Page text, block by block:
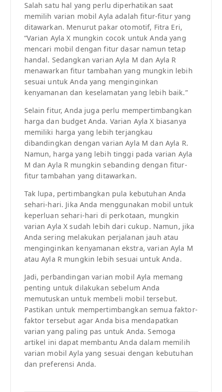
Salah satu hal yang perlu diperhatikan saat
memilih varian mobil Ayla adalah fitur-fitur yang
ditawarkan. Menurut pakar otomotif, Fitra Eri,
“Varian Ayla X mungkin cocok untuk Anda yang
mencari mobil dengan fitur dasar namun tetap
handal. Sedangkan varian Ayla M dan Ayla R
menawarkan fitur tambahan yang mungkin lebih
sesuai untuk Anda yang menginginkan
kenyamanan dan keselamatan yang lebih baik.”
Selain fitur, Anda juga perlu mempertimbangkan
harga dan budget Anda. Varian Ayla X biasanya
memiliki harga yang lebih terjangkau
dibandingkan dengan varian Ayla M dan Ayla R.
Namun, harga yang lebih tinggi pada varian Ayla
M dan Ayla R mungkin sebanding dengan fitur-
fitur tambahan yang ditawarkan.
Tak lupa, pertimbangkan pula kebutuhan Anda
sehari-hari. Jika Anda menggunakan mobil untuk
keperluan sehari-hari di perkotaan, mungkin
varian Ayla X sudah lebih dari cukup. Namun, jika
Anda sering melakukan perjalanan jauh atau
menginginkan kenyamanan ekstra, varian Ayla M
atau Ayla R mungkin lebih sesuai untuk Anda.
Jadi, perbandingan varian mobil Ayla memang
penting untuk dilakukan sebelum Anda
memutuskan untuk membeli mobil tersebut.
Pastikan untuk mempertimbangkan semua faktor-
faktor tersebut agar Anda bisa mendapatkan
varian yang paling pas untuk Anda. Semoga
artikel ini dapat membantu Anda dalam memilih
varian mobil Ayla yang sesuai dengan kebutuhan
dan preferensi Anda.